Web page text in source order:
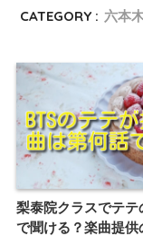
CATEGORY : 六本
梨泰院クラスでテ
で聞ける？楽曲提供